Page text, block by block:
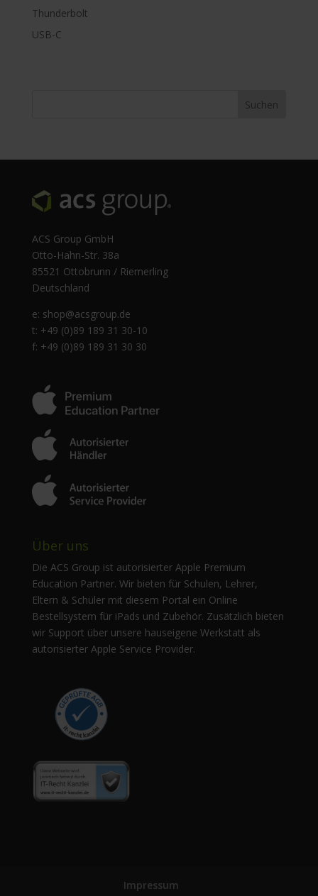
Thunderbolt
USB-C
ACS Group GmbH
Otto-Hahn-Str. 38a
85521 Ottobrunn / Riemerling
Deutschland
e: shop@acsgroup.de
t: +49 (0)89 189 31 30-10
f: +49 (0)89 189 31 30 30
Über uns
Die ACS Group ist autorisierter Apple Premium
Education Partner. Wir bieten für Schulen, Lehrer,
Eltern & Schüler mit diesem Portal ein Online
Bestellsystem für iPads und Zubehör. Zusätzlich bieten
wir Support über unsere hauseigene Werkstatt als
autorisierter Apple Service Provider.
Impressum